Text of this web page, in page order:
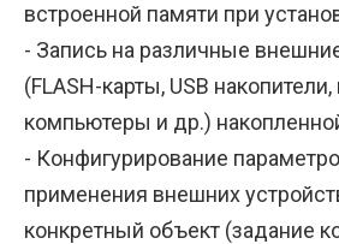
встроенной памяти при
- Запись на различные
(FLASH-карты, USB
компьютеры и др.)
- Конфигурирование
применения внешних
конкретный объект (задание